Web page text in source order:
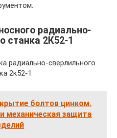
радиально-
станка 2К52-1
радиально-сверлильного
2к52-1
болтов цинком.
механическая защита